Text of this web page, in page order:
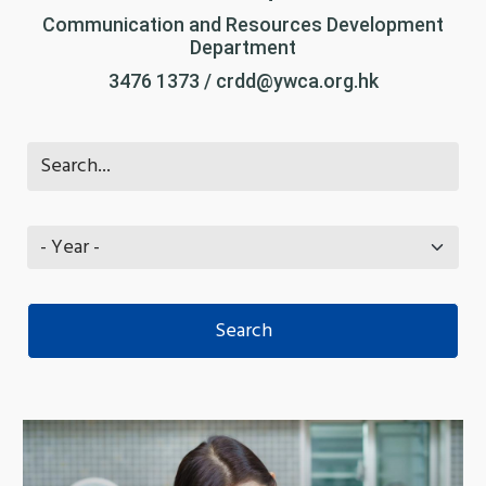
Communication and Resources Development
Department
3476 1373 / crdd@ywca.org.hk